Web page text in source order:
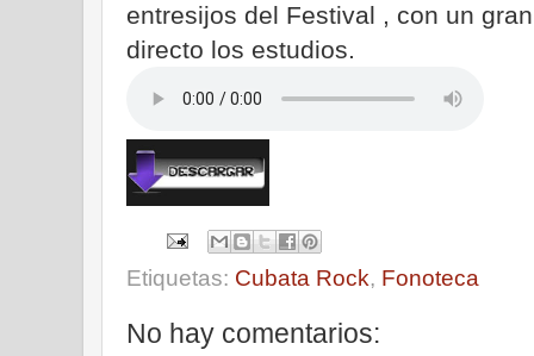
entresijos del Festival , con un
directo los estudios.
Etiquetas: Cubata Rock, Fonoteca
No hay comentarios: